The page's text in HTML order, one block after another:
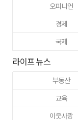
오피니언
경제
국제
라이프 뉴스
부동산
교육
이웃사랑